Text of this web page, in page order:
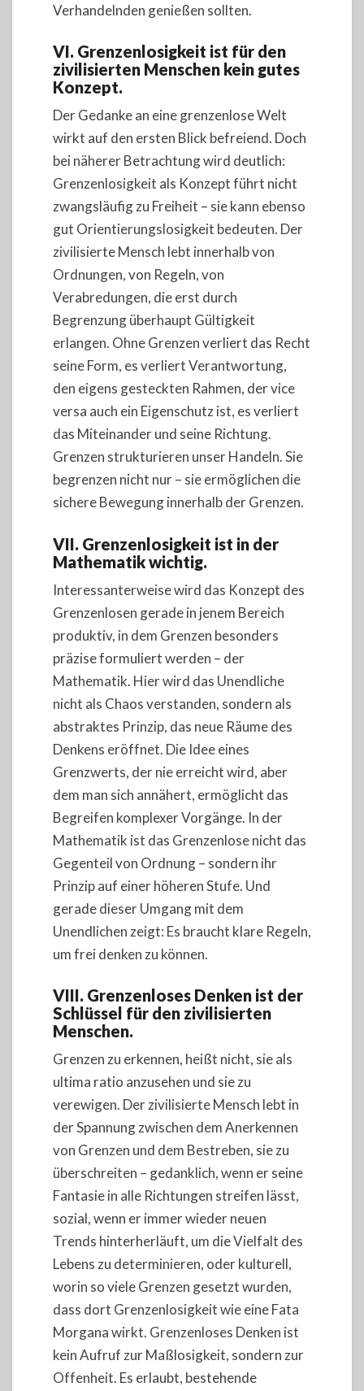
Verhandelnden genießen sollten.
VI. Grenzenlosigkeit ist für den
zivilisierten Menschen kein gutes
Konzept.
Der Gedanke an eine grenzenlose Welt
wirkt auf den ersten Blick befreiend. Doch
bei näherer Betrachtung wird deutlich:
Grenzenlosigkeit als Konzept führt nicht
zwangsläufig zu Freiheit – sie kann ebenso
gut Orientierungslosigkeit bedeuten. Der
zivilisierte Mensch lebt innerhalb von
Ordnungen, von Regeln, von
Verabredungen, die erst durch
Begrenzung überhaupt Gültigkeit
erlangen. Ohne Grenzen verliert das Recht
seine Form, es verliert Verantwortung,
den eigens gesteckten Rahmen, der vice
versa auch ein Eigenschutz ist, es verliert
das Miteinander und seine Richtung.
Grenzen strukturieren unser Handeln. Sie
begrenzen nicht nur – sie ermöglichen die
sichere Bewegung innerhalb der Grenzen.
VII. Grenzenlosigkeit ist in der
Mathematik wichtig.
Interessanterweise wird das Konzept des
Grenzenlosen gerade in jenem Bereich
produktiv, in dem Grenzen besonders
präzise formuliert werden – der
Mathematik. Hier wird das Unendliche
nicht als Chaos verstanden, sondern als
abstraktes Prinzip, das neue Räume des
Denkens eröffnet. Die Idee eines
Grenzwerts, der nie erreicht wird, aber
dem man sich annähert, ermöglicht das
Begreifen komplexer Vorgänge. In der
Mathematik ist das Grenzenlose nicht das
Gegenteil von Ordnung – sondern ihr
Prinzip auf einer höheren Stufe. Und
gerade dieser Umgang mit dem
Unendlichen zeigt: Es braucht klare Regeln,
um frei denken zu können.
VIII. Grenzenloses Denken ist der
Schlüssel für den zivilisierten
Menschen.
Grenzen zu erkennen, heißt nicht, sie als
ultima ratio anzusehen und sie zu
verewigen. Der zivilisierte Mensch lebt in
der Spannung zwischen dem Anerkennen
von Grenzen und dem Bestreben, sie zu
überschreiten – gedanklich, wenn er seine
Fantasie in alle Richtungen streifen lässt,
sozial, wenn er immer wieder neuen
Trends hinterherläuft, um die Vielfalt des
Lebens zu determinieren, oder kulturell,
worin so viele Grenzen gesetzt wurden,
dass dort Grenzenlosigkeit wie eine Fata
Morgana wirkt. Grenzenloses Denken ist
kein Aufruf zur Maßlosigkeit, sondern zur
Offenheit. Es erlaubt, bestehende